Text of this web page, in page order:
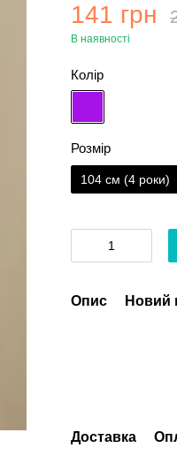
141 грн
В наявності
Колір
Розмір
104 см (4 роки)
Опис Новий
Доставка